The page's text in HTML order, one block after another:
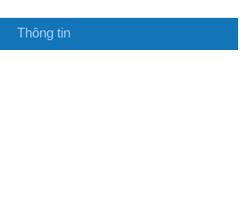
Thông tin